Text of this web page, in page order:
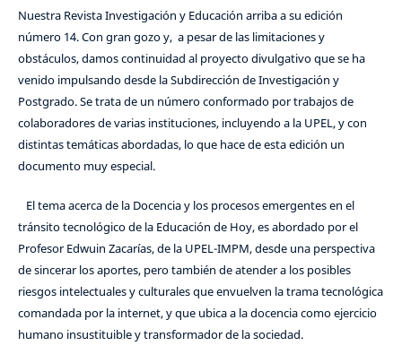
Nuestra Revista Investigación y Educación arriba a su edición
número 14. Con gran gozo y, a pesar de las limitaciones y
obstáculos, damos continuidad al proyecto divulgativo que se ha
venido impulsando desde la Subdirección de Investigación y
Postgrado. Se trata de un número conformado por trabajos de
colaboradores de varias instituciones, incluyendo a la UPEL, y con
distintas temáticas abordadas, lo que hace de esta edición un
documento muy especial.
El tema acerca de la Docencia y los procesos emergentes en el
tránsito tecnológico de la Educación de Hoy, es abordado por el
Profesor Edwuin Zacarías, de la UPEL-IMPM, desde una perspectiva
de sincerar los aportes, pero también de atender a los posibles
riesgos intelectuales y culturales que envuelven la trama tecnológica
comandada por la internet, y que ubica a la docencia como ejercicio
humano insustituible y transformador de la sociedad.